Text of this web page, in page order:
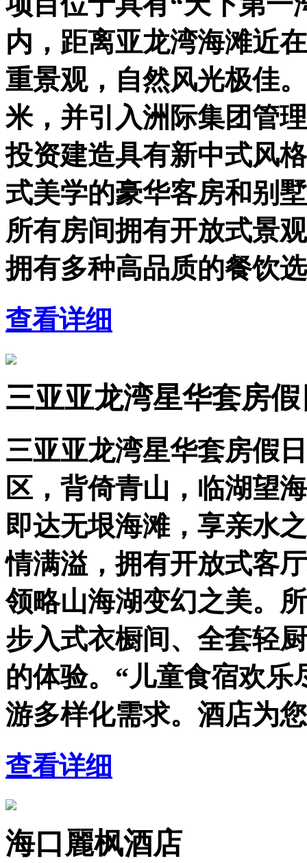
内，距离亚龙湾海滩近
重景观，自然风光极佳
米，并引入洲际集团管
投资建造具有新中式风
式美学的豪华客房和别
所有房间拥有开放式景
拥有多种高品质的餐饮
查看详细
三亚亚龙湾星华套房
三亚亚龙湾星华套房假
区，背倚青山，临湖望
即达无垠海滩，享亲水
情满溢，拥有开放式客
领略山海湖变幻之美。
步入式衣橱间、全套轻
的体验。“儿童食宿欢乐
游多样化需求。酒店为
查看详细
海口麗枫酒店